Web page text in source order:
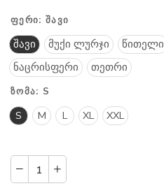
ᲤᲔᲠᲘ: ᲨᲐᲕᲘ
შავი მუქი ლურჯი წითელი
ნაცრისფერი
თეთრი
ᲖᲝᲛᲐ: S
S M L XL XXL